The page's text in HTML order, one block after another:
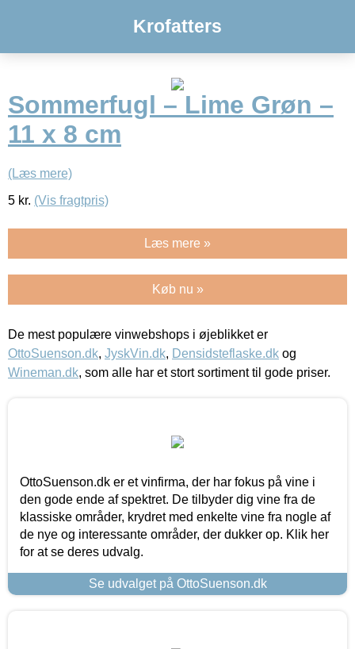
Krofatters
Sommerfugl – Lime Grøn –
11 x 8 cm
(Læs mere)
5 kr. (Vis fragtpris)
Læs mere »
Køb nu »
De mest populære vinwebshops i øjeblikket er
OttoSuenson.dk, JyskVin.dk, Densidsteflaske.dk og
Wineman.dk, som alle har et stort sortiment til gode priser.
OttoSuenson.dk er et vinfirma, der har fokus på vine i
den gode ende af spektret. De tilbyder dig vine fra de
klassiske områder, krydret med enkelte vine fra nogle af
de nye og interessante områder, der dukker op. Klik her
for at se deres udvalg.
Se udvalget på OttoSuenson.dk